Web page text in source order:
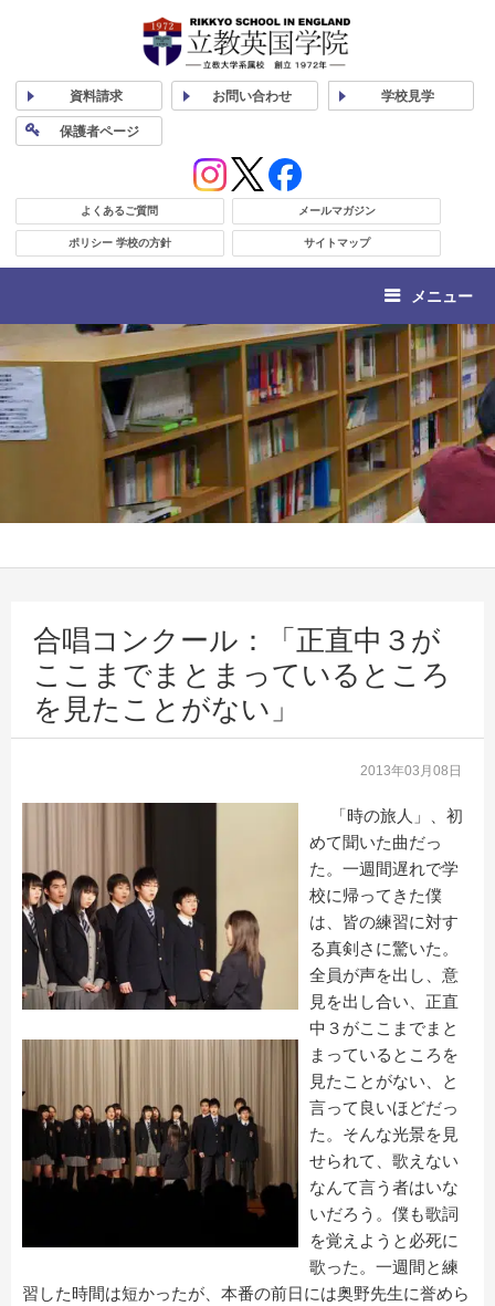
資料請求 お問い合わせ 学校見学
保護者ページ
よくあるご質問 メールマガジン
ポリシー 学校の方針 サイトマップ
メニュー
合唱コンクール：「正直中３が
ここまでまとまっているところ
を見たことがない」
2013年03月08日
「時の旅人」、初
めて聞いた曲だっ
た。一週間遅れで学
校に帰ってきた僕
は、皆の練習に対す
る真剣さに驚いた。
全員が声を出し、意
見を出し合い、正直
中３がここまでまと
まっているところを
見たことがない、と
言って良いほどだっ
た。そんな光景を見
せられて、歌えない
なんて言う者はいな
いだろう。僕も歌詞
を覚えようと必死に
歌った。一週間と練
習した時間は短かったが、本番の前日には奥野先生に誉めら